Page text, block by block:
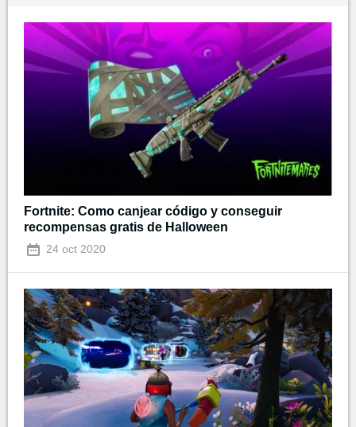
Fortnite: Como canjear código y conseguir
recompensas gratis de Halloween
24 oct 2020